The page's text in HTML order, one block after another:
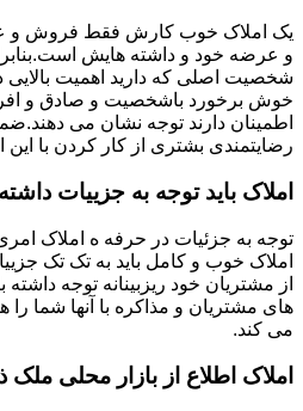
یک املاک خوب کارش فقط فروش و
و عرضه خود و داشته هایش
شخصیت اصلی که دارید اهمیت بالایی
خوش برخورد باشخصیت و صادق و
اطمینان دارند توجه نشان می
رضایتمندی بشتری از کار کردن با این
املاک باید توجه به جزییات
توجه به جزئیات در حرفه ه املاک
املاک خوب و کامل باید به تک تک
از مشتریان خود ریزبینانه توجه
های مشتریان و مذاکره با آنها شما را
می کند.
املاک اطلاع از بازار محلی ملک